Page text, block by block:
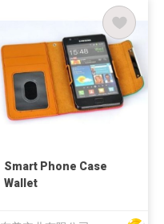
Smart Phone Case
Wallet